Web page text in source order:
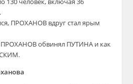
ПРОХАНОВ вдруг стал ярым
ПРОХАНОВ обвинял ПУТИНА и как